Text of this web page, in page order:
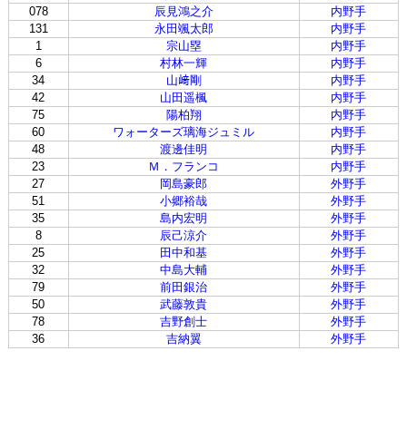
078
辰見鴻之介
内野手
131
永田颯太郎
内野手
1
宗山塁
内野手
6
村林一輝
内野手
34
山﨑剛
内野手
42
山田遥楓
内野手
75
陽柏翔
内野手
60
ワォーターズ璃海ジュミル
内野手
48
渡邊佳明
内野手
23
Ｍ．フランコ
内野手
27
岡島豪郎
外野手
51
小郷裕哉
外野手
35
島内宏明
外野手
8
辰己涼介
外野手
25
田中和基
外野手
32
中島大輔
外野手
79
前田銀治
外野手
50
武藤敦貴
外野手
78
吉野創士
外野手
36
吉納翼 外野手